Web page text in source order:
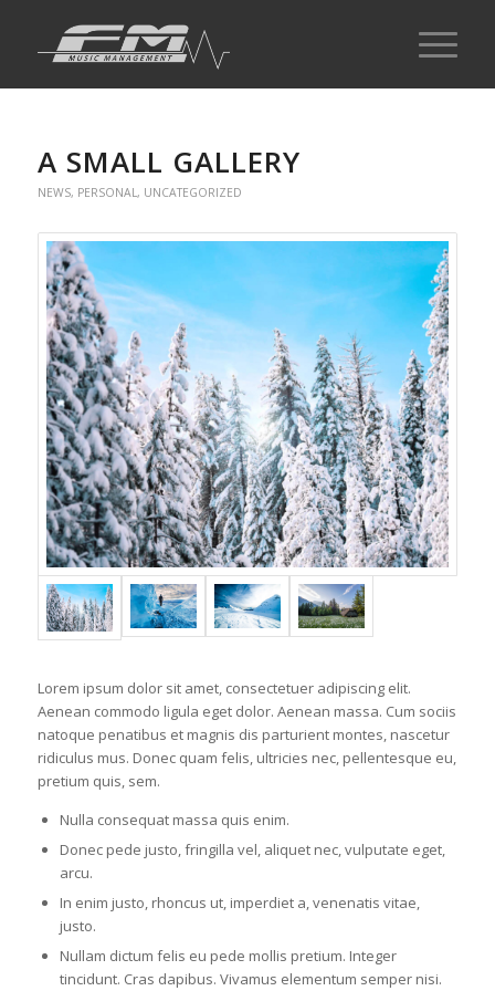
A SMALL GALLERY
NEWS, PERSONAL, UNCATEGORIZED
Lorem ipsum dolor sit amet, consectetuer adipiscing elit.
Aenean commodo ligula eget dolor. Aenean massa. Cum sociis
natoque penatibus et magnis dis parturient montes, nascetur
ridiculus mus. Donec quam felis, ultricies nec, pellentesque eu,
pretium quis, sem.
Nulla consequat massa quis enim.
Donec pede justo, fringilla vel, aliquet nec, vulputate eget,
arcu.
In enim justo, rhoncus ut, imperdiet a, venenatis vitae,
justo.
Nullam dictum felis eu pede mollis pretium. Integer
tincidunt. Cras dapibus. Vivamus elementum semper nisi.